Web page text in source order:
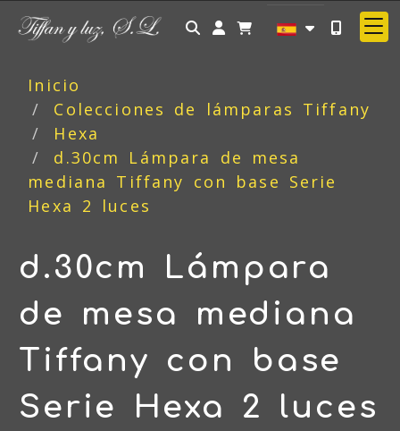
Identifícate
Inicio
Colecciones de lámparas Tiffany
Hexa
d.30cm Lámpara de mesa
mediana Tiffany con base Serie
Hexa 2 luces
d.30cm Lámpara
de mesa mediana
Tiffany con base
Serie Hexa 2 luces